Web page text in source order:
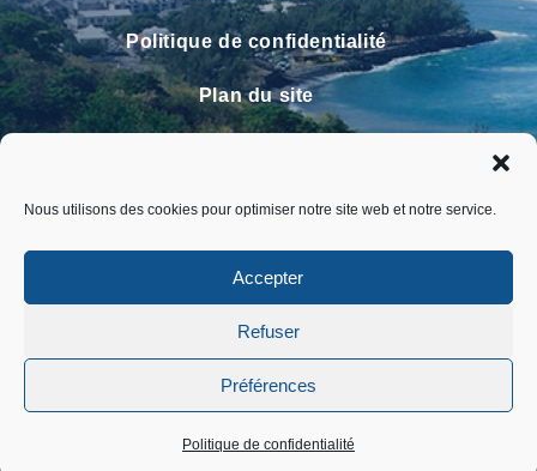
Nous utilisons des cookies pour optimiser notre site web et notre service.
Accepter
Refuser
Préférences
Politique de confidentialité
Politique de confidentialité
Plan du site
Faire un signalement
FAQ